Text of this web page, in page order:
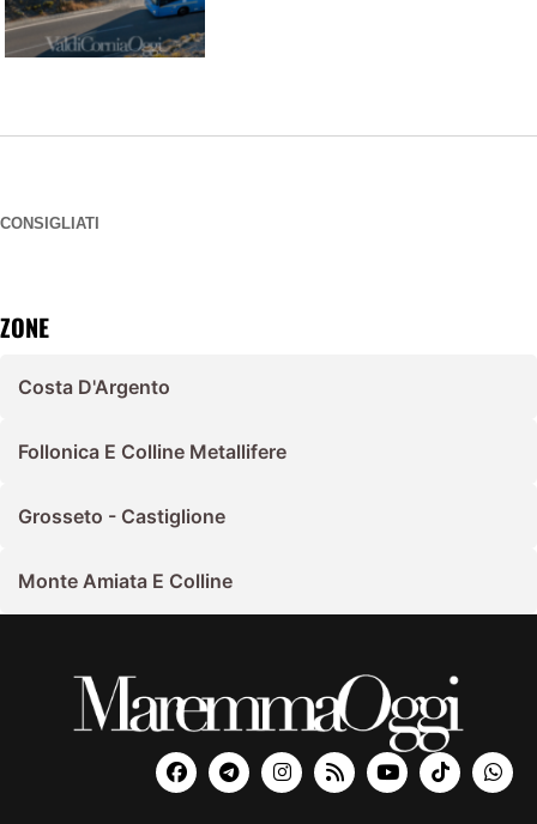
CONSIGLIATI
ZONE
Costa D'Argento
Follonica E Colline Metallifere
Grosseto - Castiglione
Monte Amiata E Colline